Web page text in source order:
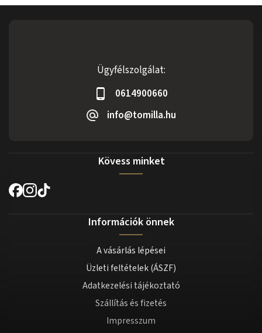
Ügyfélszolgálat:
0614900660
info@tomilla.hu
Kövess minket
Információk önnek
A vásárlás lépései
Üzleti feltételek (ÁSZF)
Adatkezelési tájékoztató
Szállítás és fizetés
Impresszum